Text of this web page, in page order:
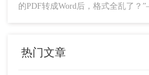
1、下载安装转转大师，然后添加
的PDF转成Word后，格式全乱了？
热门文章